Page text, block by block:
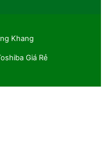
Khang
Giá Rẻ